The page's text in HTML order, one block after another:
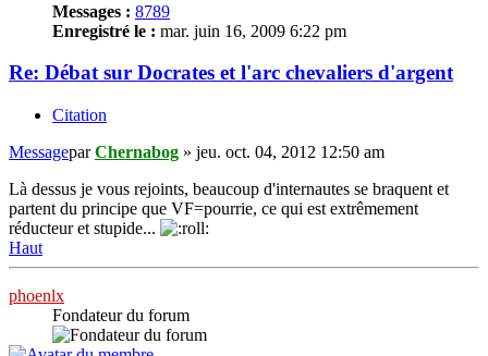
Messages : 8789
Enregistré le : mar. juin 16, 2009 6:22 pm
Re: Débat sur Docrates et l'arc chevaliers d'argent
Citation
MessageparChernabog » jeu. oct. 04, 2012 12:50 am
Là dessus je vous rejoints, beaucoup d'internautes se braquent et
partent du principe que VF=pourrie, ce qui est extrêmement
réducteur et stupide...
Haut
phoenlx
Fondateur du forum